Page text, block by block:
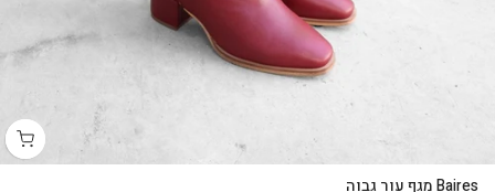
Baires מגף עור גבוה